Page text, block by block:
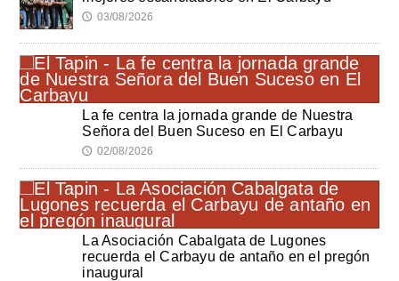
🕔 03/08/2026
La fe centra la jornada grande de Nuestra
Señora del Buen Suceso en El Carbayu
🕔 02/08/2026
La Asociación Cabalgata de Lugones
recuerda el Carbayu de antaño en el pregón
inaugural